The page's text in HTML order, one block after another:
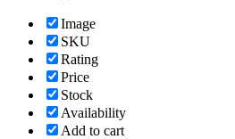
Image
SKU
Rating
Price
Stock
Availability
Add to cart